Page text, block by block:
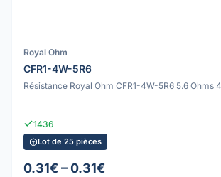
Royal Ohm
CFR1-4W-5R6
Résistance Royal Ohm CFR1-4W-5R6 5.6 Ohms
1436
Lot de 25 pièces
0.31€ – 0.31€